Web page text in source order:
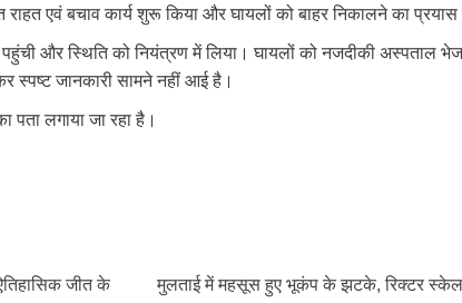
राहत एवं बचाव कार्य शुरू किया और घायलों को बाहर निकालने का प्रयास
और स्थिति को नियंत्रण में लिया। घायलों को नजदीकी अस्पताल
स्पष्ट जानकारी सामने नहीं आई है।
लगाया जा रहा है।
जीत के
मुलताई में महसूस हुए भूकंप के झटके, रिक्टर स्केल